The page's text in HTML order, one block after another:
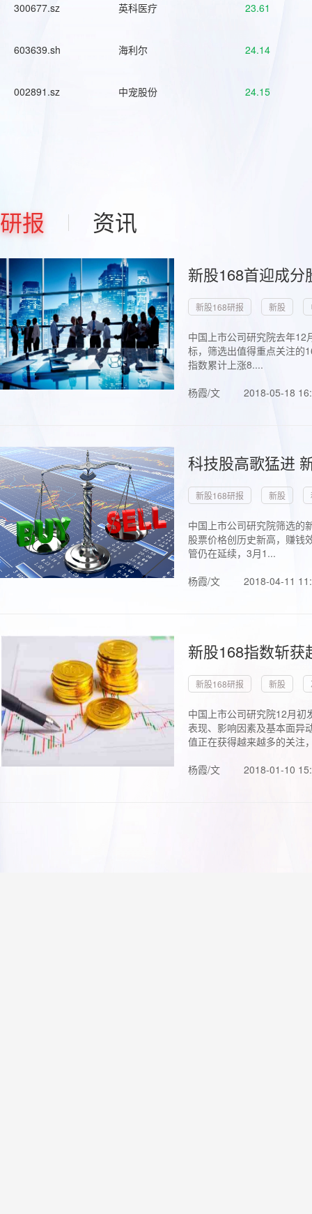
300677.sz 英科医疗 23.61
603639.sh 海利尔 24.14
002891.sz 中宠股份 24.15
研报 资讯
新股168首迎成
新股168研报 新股
中国上市公司研究院去年
标，筛选出值得重点关注的
指数累计上涨8....
杨霞/文
2018-05-18
科技股高歌猛进
新股168研报 新股
中国上市公司研究院筛选的
股票价格创历史新高，赚钱
管仍在延续，3月1...
杨霞/文
2018-04-11
新股168指数斩
新股168研报 新股
中国上市公司研究院12月初
表现、影响因素及基本面异
值正在获得越来越多的关注
杨霞/文
2018-01-10